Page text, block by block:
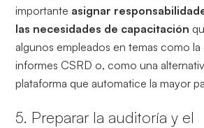
importante asignar
las necesidades de capacitación
algunos empleados en temas como
informes CSRD o, como una
plataforma que automatice la mayor
5. Preparar la auditoría y el